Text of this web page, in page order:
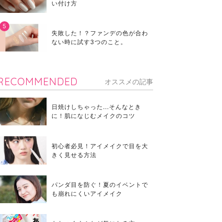
い付け方
失敗した！？ファンデの色が合わ
ない時に試す3つのこと。
オススメの記事
日焼けしちゃった...そんなとき
に！肌になじむメイクのコツ
初心者必見！アイメイクで目を大
きく見せる方法
パンダ目を防ぐ！夏のイベントで
も崩れにくいアイメイク